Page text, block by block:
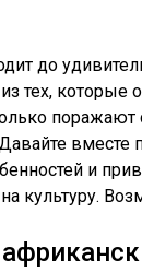
до
тех,
вместе
и
культуру.